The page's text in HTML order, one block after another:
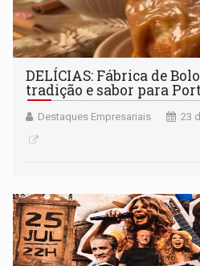
DELÍCIAS: Fábrica de
tradição e sabor para
Destaques Empresariais 23